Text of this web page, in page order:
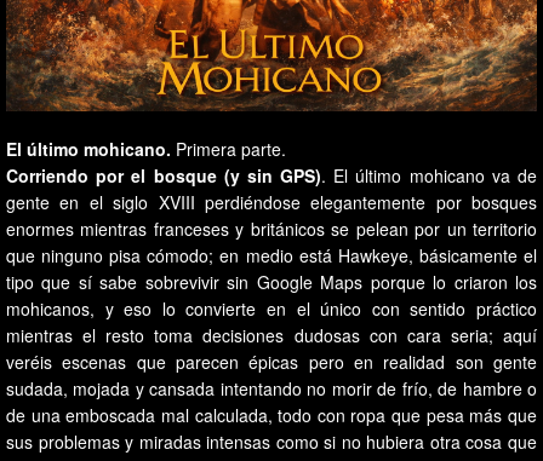
El último mohicano. Primera parte.
Corriendo por el bosque (y sin GPS). El último mohicano va de
gente en el siglo XVIII perdiéndose elegantemente por bosques
enormes mientras franceses y británicos se pelean por un territorio
que ninguno pisa cómodo; en medio está Hawkeye, básicamente el
tipo que sí sabe sobrevivir sin Google Maps porque lo criaron los
mohicanos, y eso lo convierte en el único con sentido práctico
mientras el resto toma decisiones dudosas con cara seria; aquí
veréis escenas que parecen épicas pero en realidad son gente
sudada, mojada y cansada intentando no morir de frío, de hambre o
de una emboscada mal calculada, todo con ropa que pesa más que
sus problemas y miradas intensas como si no hubiera otra cosa que